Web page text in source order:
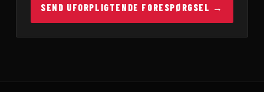
SEND UFORPLIGTENDE FORESPØRGSEL →